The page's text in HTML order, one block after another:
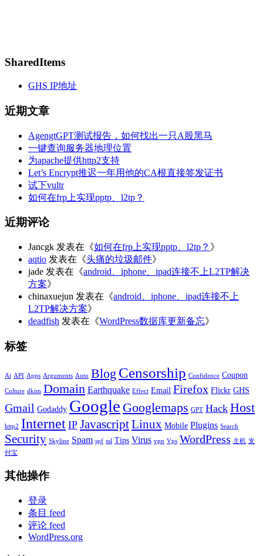
SharedItems
GHS IP地址
近期文章
AgengtGPT测试报告，如何找出一只A股黑马
一键查询服务器地理位置
为apache提供http2支持
Let’s Encrypt推迟一年用他的CA根直接签发证书
试下vultr
如何在frp上实现pptp、l2tp？
近期评论
Jancgk 发表在《如何在frp上实现pptp、l2tp？ 》
aqtio 发表在《头痛的垃圾邮件》
jade 发表在《android、iphone、ipad连接不上L2TP解决
方案》
chinaxuejun 发表在《android、iphone、ipad连接不上
L2TP解决方案》
deadfish 发表在《WordPress数据库更新备忘》
标签
Ai API Apps Arguments Auto Blog Censorship Confidence Coupon
Culture dkim Domain Earthquake Effect Email Firefox Flickr GHS
Gmail Godaddy Google Googlemaps GPT Hack Host
http2 Internet IP JavascriptLinux Mobile Plugins Search
Security Skyline Spam spf ssl Tips Virus vpn Vps WordPress 主机 支
付宝
其他操作
登录
条目 feed
评论 feed
WordPress.org